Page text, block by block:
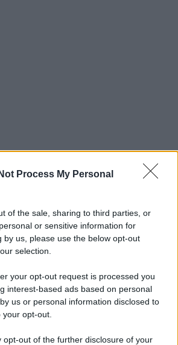
Process My Personal
of the sale, sharing to third parties, or
or sensitive information for
by us, please use the below opt-out
selection.
your opt-out request is processed you
interest-based ads based on personal
us or personal information disclosed to
opt-out.
opt-out of the further disclosure of your